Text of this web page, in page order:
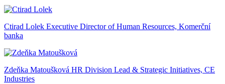
Ctirad Lolek Executive Director of Human Resources, Komerční
banka
Zdeňka Matoušková HR Division Lead & Strategic Initiatives, CE
Industries